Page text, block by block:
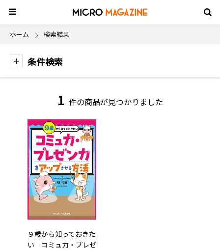
ホーム 検索結果
条件検索
1 件の商品が見つかりました
９歳から知っておきた
い コミュ力・プレゼ